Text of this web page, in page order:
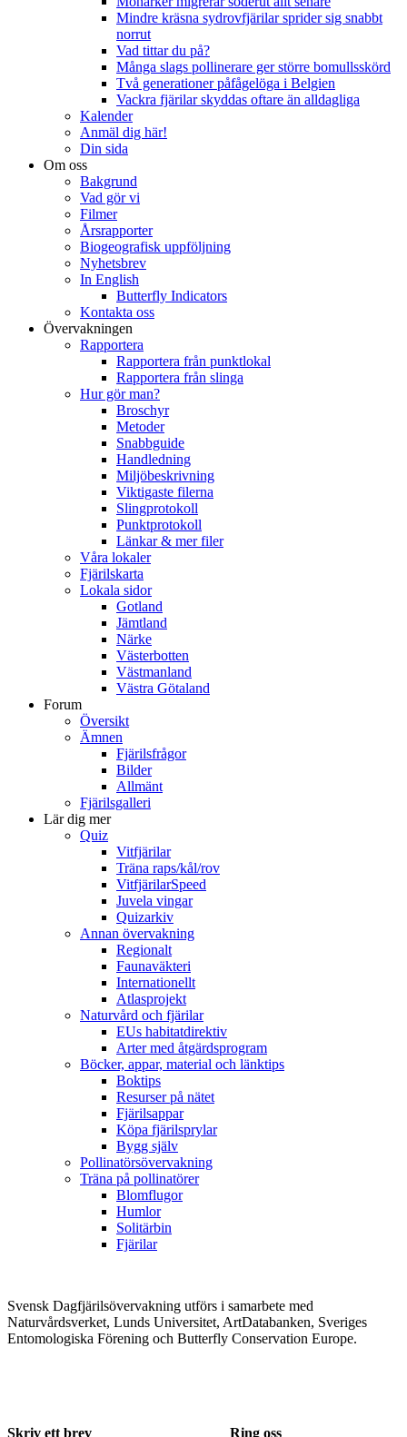
Mindre kräsna sydrovfjärilar sprider sig snabbt
norrut
Vad tittar du på?
Många slags pollinerare ger större bomullsskörd
Två generationer påfågelöga i Belgien
Vackra fjärilar skyddas oftare än alldagliga
Kalender
Anmäl dig här!
Din sida
Om oss
Bakgrund
Vad gör vi
Filmer
Årsrapporter
Biogeografisk uppföljning
Nyhetsbrev
In English
Butterfly Indicators
Kontakta oss
Övervakningen
Rapportera
Rapportera från punktlokal
Rapportera från slinga
Hur gör man?
Broschyr
Metoder
Snabbguide
Handledning
Miljöbeskrivning
Viktigaste filerna
Slingprotokoll
Punktprotokoll
Länkar & mer filer
Våra lokaler
Fjärilskarta
Lokala sidor
Gotland
Jämtland
Närke
Västerbotten
Västmanland
Västra Götaland
Forum
Översikt
Ämnen
Fjärilsfrågor
Bilder
Allmänt
Fjärilsgalleri
Lär dig mer
Quiz
Vitfjärilar
Träna raps/kål/rov
VitfjärilarSpeed
Juvela vingar
Quizarkiv
Annan övervakning
Regionalt
Faunaväkteri
Internationellt
Atlasprojekt
Naturvård och fjärilar
EUs habitatdirektiv
Arter med åtgärdsprogram
Böcker, appar, material och länktips
Boktips
Resurser på nätet
Fjärilsappar
Köpa fjärilsprylar
Bygg själv
Pollinatörsövervakning
Träna på pollinatörer
Blomflugor
Humlor
Solitärbin
Fjärilar
Svensk Dagfjärilsövervakning utförs i samarbete med
Naturvårdsverket, Lunds Universitet, ArtDatabanken, Sveriges
Entomologiska Förening och Butterfly Conservation Europe.
Skriv ett brev Ring oss